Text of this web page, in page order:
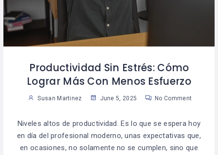
Productividad Sin Estrés: Cómo
Lograr Más Con Menos Esfuerzo
Susan Martinez June 5, 2025 No Comment
Niveles altos de productividad. Es lo que se espera hoy
en día del profesional moderno, unas expectativas que,
en ocasiones, no solamente no se cumplen, sino que